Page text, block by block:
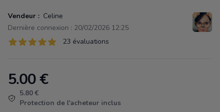
Vendeur : Celine
Dernière connexion : 20/02/2026 12:25
Évaluations
23 sur 5 étoiles 23 évaluations
Product information
5.00€
5.80 €
Protection de l'acheteur inclus